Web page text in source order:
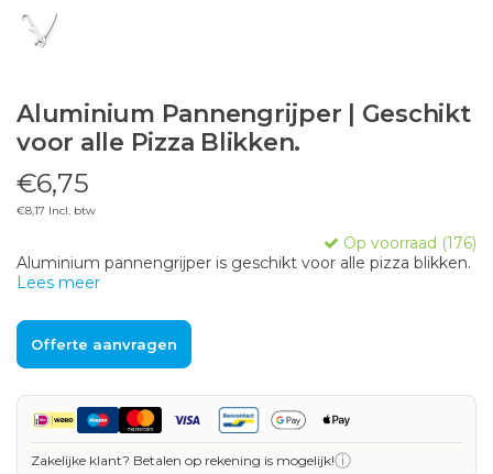
Aluminium Pannengrijper | Geschikt
voor alle Pizza Blikken.
€6,75
€8,17 Incl. btw
Op voorraad (176)
Aluminium pannengrijper is geschikt voor alle pizza blikken.
Lees meer
Offerte aanvragen
Zakelijke klant? Betalen op rekening is mogelijk!ⓘ